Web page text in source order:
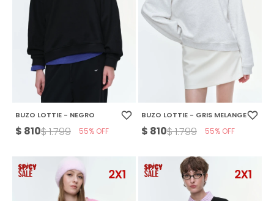
BUZO LOTTIE - NEGRO
$ 810$1.799 55
BUZO LOTTIE - GRIS MELANGE
$ 810$1.799 55